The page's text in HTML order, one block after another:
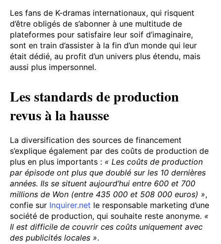
Les fans de K-dramas internationaux, qui risquent
d’être obligés de s’abonner à une multitude de
plateformes pour satisfaire leur soif d’imaginaire,
sont en train d’assister à la fin d’un monde qui leur
était dédié, au profit d’un univers plus étendu, mais
aussi plus impersonnel.
Les standards de production
revus à la hausse
La diversification des sources de financement
s’explique également par des coûts de production de
plus en plus importants : « Les coûts de production
par épisode ont plus que doublé sur les 10 dernières
années. Ils se situent aujourd’hui entre 600 et 700
millions de Won (entre 435 000 et 508 000 euros) »,
confie sur Inquirer.net le responsable marketing d’une
société de production, qui souhaite reste anonyme. «
Il est difficile de couvrir ces coûts uniquement avec
des publicités locales ».